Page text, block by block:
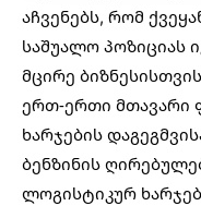
აჩვენებს, რომ
საშუალო პოზიციას
მცირე
ერთ-ერთი მთავარი
ხარჯების
ბენზინის
ლოგისტიკურ